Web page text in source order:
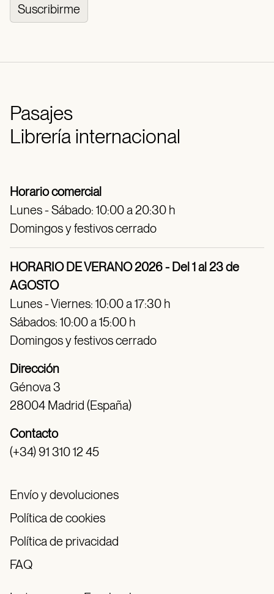
Suscribirme
Pasajes
Librería internacional
Horario comercial
Lunes - Sábado: 10:00 a 20:30 h
Domingos y festivos cerrado
HORARIO DE VERANO 2026 - Del 1 al 23 de
AGOSTO
Lunes - Viernes: 10:00 a 17:30 h
Sábados: 10:00 a 15:00 h
Domingos y festivos cerrado
Dirección
Génova 3
28004 Madrid (España)
Contacto
(+34) 91 310 12 45
Envío y devoluciones
Política de cookies
Política de privacidad
FAQ